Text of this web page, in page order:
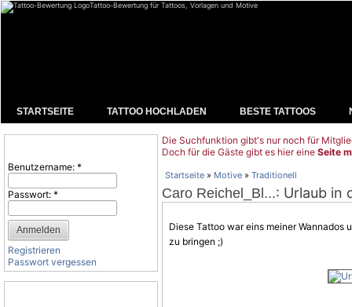
Tattoo-Bewertung für Tattoos, Vorlagen und Motive
STARTSEITE TATTOO HOCHLADEN BESTE TATTOOS
Benutzername: *
Passwort: *
Registrieren
Passwort vergessen
Die Suchfunktion gibt's nur noch für
Doch für die Gäste gibt es hier eine Seite
Startseite » Motive » Traditionell
Caro Reichel_Bl...: Urlaub in
Diese Tattoo war eins meiner Wannados
zu bringen ;)